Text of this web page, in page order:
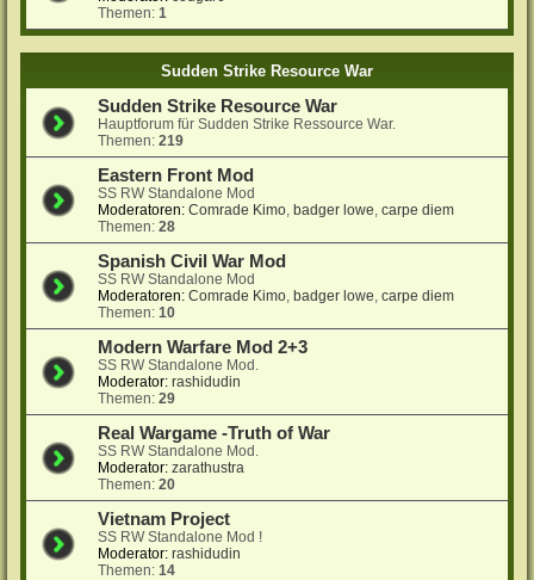
Themen:1
Sudden Strike Resource War
Sudden Strike Resource War
Hauptforum für Sudden Strike Ressource War.
Themen:219
Eastern Front Mod
SS RW Standalone Mod
Moderatoren: Comrade Kimo, badger lowe,carpe diem
Themen:28
Spanish Civil War Mod
SS RW Standalone Mod
Moderatoren: Comrade Kimo, badger lowe,carpe diem
Themen:10
Modern Warfare Mod 2+3
SS RW Standalone Mod.
Moderator: rashidudin
Themen:29
Real Wargame -Truth of War
SS RW Standalone Mod.
Moderator: zarathustra
Themen:20
Vietnam Project
SS RW Standalone Mod !
Moderator: rashidudin
Themen:14